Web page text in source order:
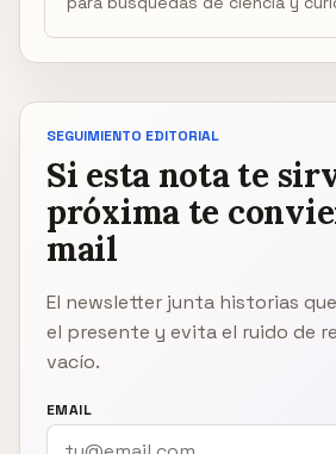
SEGUIMIENTO EDITORIAL
Si esta nota te
próxima te
mail
El newsletter junta historias
el presente y evita el ruido de
vacío.
EMAIL